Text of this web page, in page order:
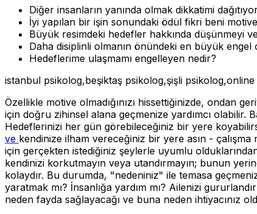
Diğer insanların yanında olmak dikkatimi
İyi yapılan bir işin sonundaki ödül fikri beni
Büyük resimdeki hedefler hakkında düşünmeyi
Daha disiplinli olmanın önündeki en büyük
Hedeflerime ulaşmamı engelleyen nedir?
istanbul psikolog,beşiktaş psikolog,şişli
Özellikle motive olmadığınızı hissettiğinizde, ondan
için doğru zihinsel alana geçmenize yardımcı olabilir.
Hedeflerinizi her gün görebileceğiniz bir yere
ve kendinize ilham vereceğiniz bir yere asın -
için gerçekten istediğiniz şeylerle uyumlu
kendinizi korkutmayın veya utandırmayın; bunun
kolaydır. Bu durumda, "nedeniniz" ile temasa
yaratmak mı? İnsanlığa yardım mı? Ailenizi
neden fayda sağlayacağı ve buna neden ihtiyacınız